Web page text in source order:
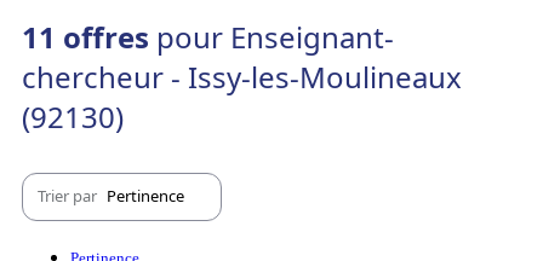
11 offres pour Enseignant-
chercheur - Issy-les-Moulineaux
(92130)
Trier par Pertinence